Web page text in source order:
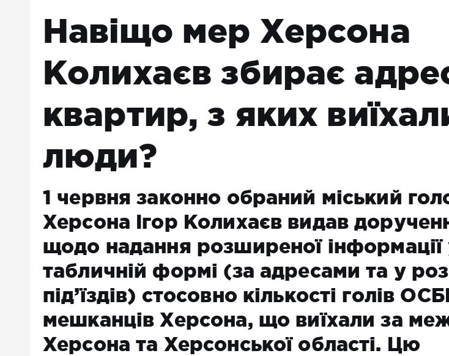
Навіщо мер Херсона
Колихаєв збирає
квартир, з яких
люди?
1 червня законно обраний міський
Херсона Ігор Колихаєв видав
щодо надання розширеної інформації
табличній формі (за адресами та у
під’їздів) стосовно кількості голів
мешканців Херсона, що виїхали за
Херсона та Херсонської області. Цю